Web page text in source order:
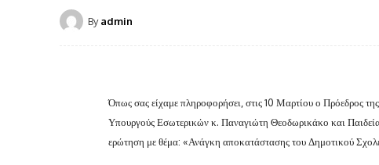
By admin
Όπως σας είχαμε πληροφορήσει, στις 10 Μαρτίου ο Πρόεδρος
Υπουργούς Εσωτερικών κ. Παναγιώτη Θεοδωρικάκο και
ερώτηση με θέμα: «Ανάγκη αποκατάστασης του Δημοτικού